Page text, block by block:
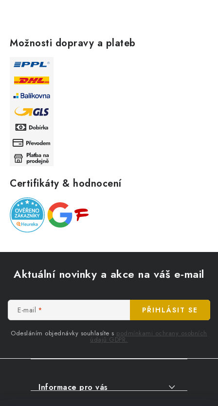
Možnosti dopravy a plateb
Certifikáty & hodnocení
Aktuální novinky a akce na váš e-mail
E-mail
Odesláním objednávky souhlasíte s podmínkami ochrany osobních
údajů GDPR.
PŘIHLÁSIT SE
Informace pro vás